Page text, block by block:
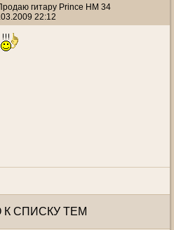
гитару Prince HM 34
22:12
К СПИСКУ ТЕМ